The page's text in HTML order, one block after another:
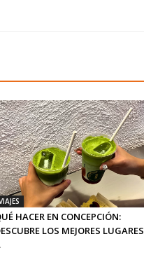
HACER EN CONCEPCIÓN:
LOS MEJORES LUGARES